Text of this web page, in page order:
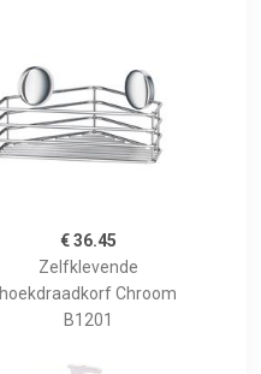
€ 36.45
Zelfklevende
hoekdraadkorf Chroom
B1201